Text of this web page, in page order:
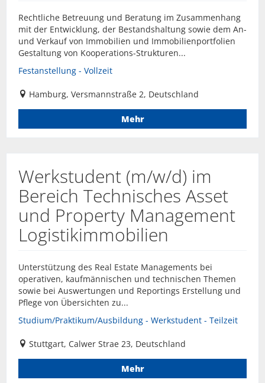
Rechtliche Betreuung und Beratung im Zusammenhang
mit der Entwicklung, der Bestandshaltung sowie dem An-
und Verkauf von Immobilien und Immobilienportfolien
Gestaltung von Kooperations-Strukturen...
Festanstellung - Vollzeit
Hamburg, Versmannstraße 2, Deutschland
Mehr
Werkstudent (m/w/d) im
Bereich Technisches Asset
und Property Management
Logistikimmobilien
Unterstützung des Real Estate Managements bei
operativen, kaufmännischen und technischen Themen
sowie bei Auswertungen und Reportings Erstellung und
Pflege von Übersichten zu...
Studium/Praktikum/Ausbildung - Werkstudent - Teilzeit
Stuttgart, Calwer Strae 23, Deutschland
Mehr